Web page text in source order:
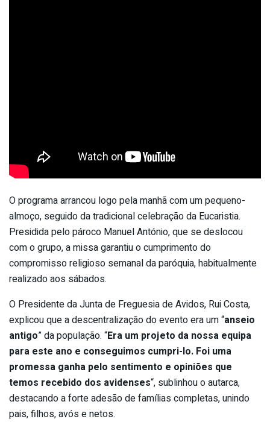
O programa arrancou logo pela manhã com um pequeno-
almoço, seguido da tradicional celebração da Eucaristia.
Presidida pelo pároco Manuel António, que se deslocou
com o grupo, a missa garantiu o cumprimento do
compromisso religioso semanal da paróquia, habitualmente
realizado aos sábados.
O Presidente da Junta de Freguesia de Avidos, Rui Costa,
explicou que a descentralização do evento era um “anseio
antigo” da população. “Era um projeto da nossa equipa
para este ano e conseguimos cumpri-lo. Foi uma
promessa ganha pelo sentimento e opiniões que
temos recebido dos avidenses“, sublinhou o autarca,
destacando a forte adesão de famílias completas, unindo
pais, filhos, avós e netos.